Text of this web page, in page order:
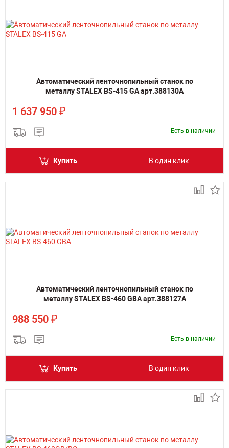
Автоматический ленточнопильный станок по
металлу STALEX BS-415 GA арт.388130A
1 637 950 ₽
Есть в наличии
Купить В один клик
Автоматический ленточнопильный станок по
металлу STALEX BS-460 GBA арт.388127А
988 550 ₽
Есть в наличии
Купить В один клик